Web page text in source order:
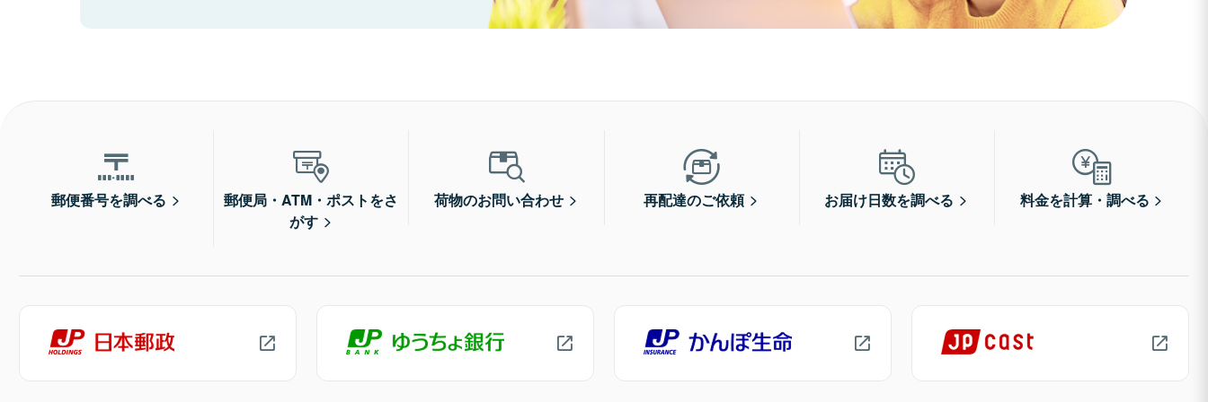
郵便番号を調べる
郵便局・ATM・ポストをさ
がす
荷物のお問い合わせ 再配達のご依頼 お届け日数を調べる 料金を計算・調べる